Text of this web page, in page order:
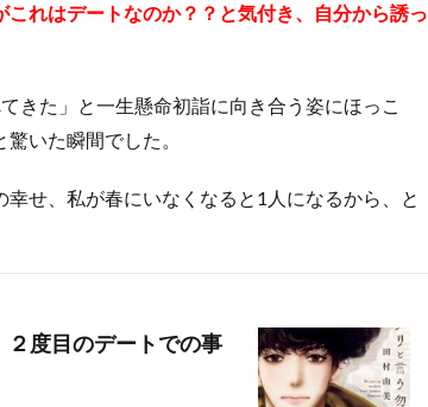
これはデートなのか？？と気付き、自分から誘っ
きた」と一生懸命初詣に向き合う姿にほっこ
いた瞬間でした。
せ、私が春にいなくなると1人になるから、と
２度目のデートでの事